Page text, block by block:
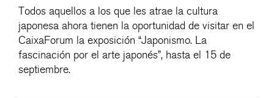
Eventos
Promociones
Blog
/
Todos aquellos a los que les atrae la cultura
japonesa ahora tienen la oportunidad de visitar en el
CaixaForum la exposición “Japonismo. La
fascinación por el arte japonés”, hasta el 15 de
septiembre.